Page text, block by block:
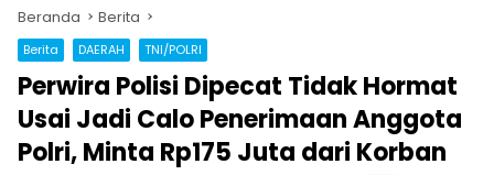
Beranda Berita
Berita DAERAH TNI/POLRI
Perwira Polisi Dipecat Tidak Hormat
Usai Jadi Calo Penerimaan Anggota
Polri, Minta Rp175 Juta dari Korban